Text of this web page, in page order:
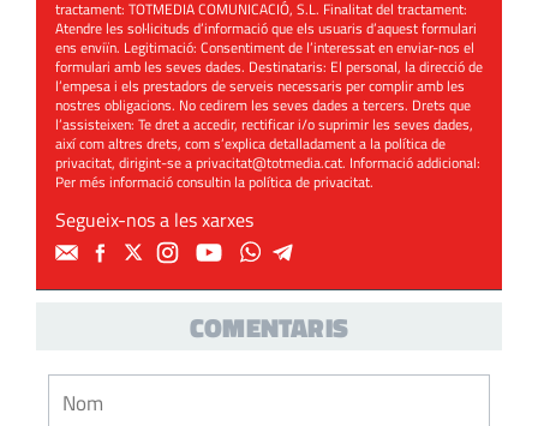
tractament: TOTMEDIA COMUNICACIÓ, S.L. Finalitat del tractament:
Atendre les sol·licituds d’informació que els usuaris d’aquest formulari
ens enviïn. Legitimació: Consentiment de l’interessat en enviar-nos el
formulari amb les seves dades. Destinataris: El personal, la direcció de
l’empesa i els prestadors de serveis necessaris per complir amb les
nostres obligacions. No cedirem les seves dades a tercers. Drets que
l’assisteixen: Te dret a accedir, rectificar i/o suprimir les seves dades,
així com altres drets, com s’explica detalladament a la política de
privacitat, dirigint-se aprivacitat@totmedia.cat. Informació addicional:
Per més informació consultin lapolítica de privacitat.
Segueix-nos a les xarxes
COMENTARIS